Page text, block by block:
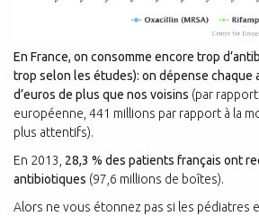
En France, on consomme encore trop
trop selon les études): on dépense chaque
d’euros de plus que nos voisins (par
européenne, 441 millions par rapport à la
plus attentifs).
En 2013, 28,3 % des patients français ont
antibiotiques (97,6 millions de boîtes).
Alors ne vous étonnez pas si les pédiatres